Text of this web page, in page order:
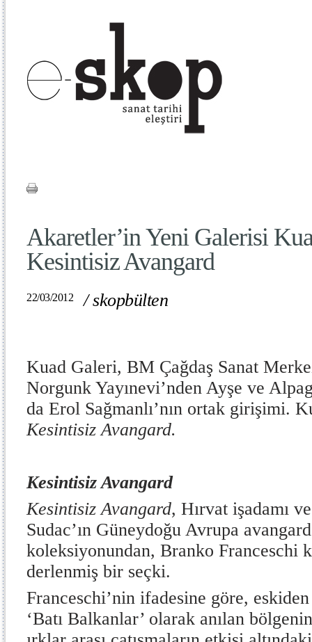
Akaretler’in Yeni Galerisi
Kesintisiz Avangard
22/03/2012 /skopbülten
Kuad Galeri, BM Çağdaş Sanat
Norgunk Yayınevi’nden Ayşe ve
da Erol Sağmanlı’nın ortak girişimi.
Kesintisiz Avangard.
Kesintisiz Avangard
Kesintisiz Avangard, Hırvat işadamı
Sudac’ın Güneydoğu Avrupa
koleksiyonundan, Branko Franceschi
derlenmiş bir seçki.
Franceschi’nin ifadesine göre,
‘Batı Balkanlar’ olarak anılan